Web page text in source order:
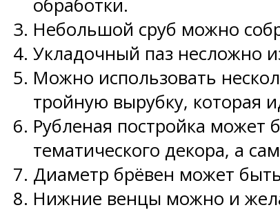
обработки.
Небольшой сруб можно
Укладочный паз несложно
Можно использовать
тройную вырубку, которая
Рубленая постройка может
тематического декора, а
Диаметр брёвен может
Нижние венцы можно и